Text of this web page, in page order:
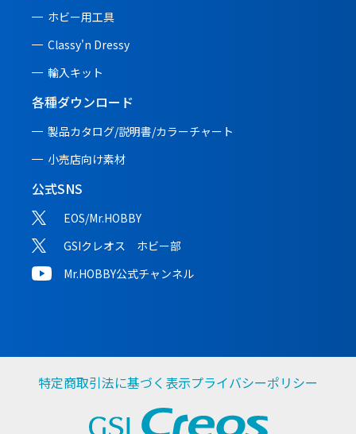
ホビー用工具
Classy'n Dressy
輸入キット
各種ダウンロード
製品カタログ/説明書/カラーチャート
小売店向け素材
公式SNS
EOS/Mr.HOBBY
GSIクレオス ホビー部
Mr.HOBBY公式チャンネル
特定商取引法に基づく表示プライバシーポリシー